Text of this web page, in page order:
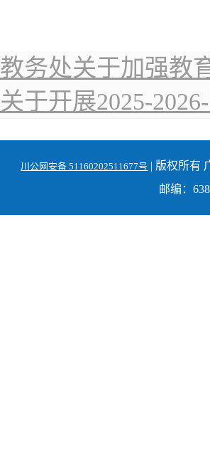
教务处关于加强教
关于开展2025-
川公网安备 51160202511677号 | 版权所有
邮编：